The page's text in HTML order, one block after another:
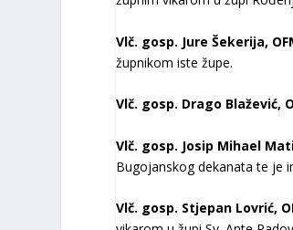
Vlč. gosp. Jure Šekerija,
župnikom iste župe.
Vlč. gosp. Drago Blažević,
Vlč. gosp. Josip Mihael
Bugojanskog dekanata te je
Vlč. gosp. Stjepan Lovrić,